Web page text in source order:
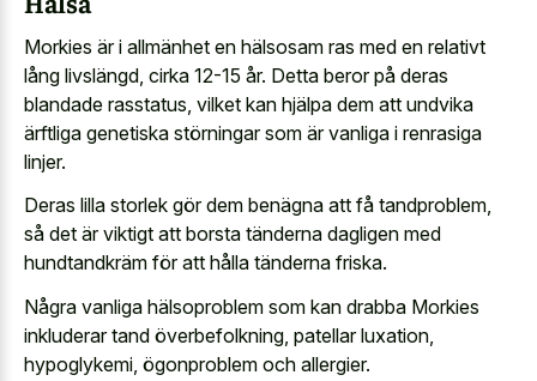
Morkies är i allmänhet en hälsosam ras med en relativt
lång livslängd, cirka 12-15 år. Detta beror på deras
blandade rasstatus, vilket kan hjälpa dem att undvika
ärftliga genetiska störningar som är vanliga i renrasiga
linjer.
Deras lilla storlek gör dem benägna att få tandproblem,
så det är viktigt att borsta tänderna dagligen med
hundtandkräm för att hålla tänderna friska.
Några vanliga hälsoproblem som kan drabba Morkies
inkluderar tand överbefolkning, patellar luxation,
hypoglykemi, ögonproblem och allergier.